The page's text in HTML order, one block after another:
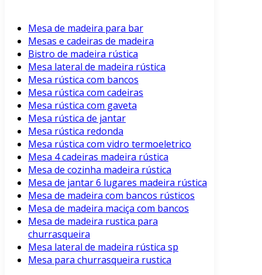
Mesa de madeira para bar
Mesas e cadeiras de madeira
Bistro de madeira rústica
Mesa lateral de madeira rústica
Mesa rústica com bancos
Mesa rústica com cadeiras
Mesa rústica com gaveta
Mesa rústica de jantar
Mesa rústica redonda
Mesa rústica com vidro termoeletrico
Mesa 4 cadeiras madeira rústica
Mesa de cozinha madeira rústica
Mesa de jantar 6 lugares madeira rústica
Mesa de madeira com bancos rústicos
Mesa de madeira maciça com bancos
Mesa de madeira rustica para
churrasqueira
Mesa lateral de madeira rústica sp
Mesa para churrasqueira rustica